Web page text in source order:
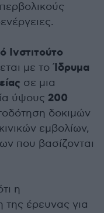
Ινστιτούτο
με το Ίδρυμα
σε μια
ύψους 200
δοκιμών
εμβολίων,
που βασίζονται
η
της έρευνας για